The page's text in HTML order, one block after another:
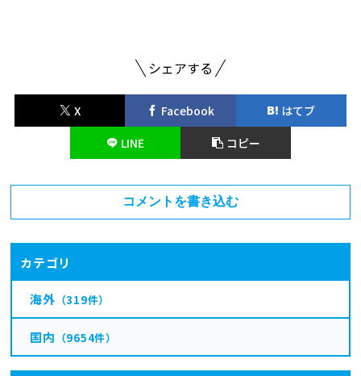
シェアする
X Facebook
はてブ
LINE
コピー
コメントを書き込む
カテゴリ
海外 （319件）
国内 （9654件）